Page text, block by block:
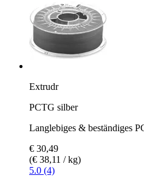
Extrudr
PCTG silber
Langlebiges & beständiges
€ 30,49
(€ 38,11 / kg)
5.0 (4)